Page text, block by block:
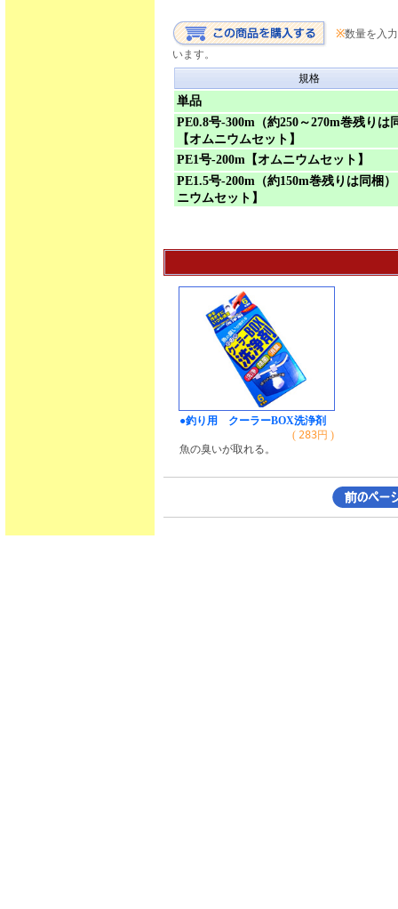
※数量を入
います。
規格
単品
PE0.8号-300m（約250～270m巻残りは
【オムニウムセット】
PE1号-200m【オムニウムセット】
PE1.5号-200m（約150m巻残りは同梱
ニウムセット】
●釣り用 クーラーBOX洗浄剤
( 283円 )
魚の臭いが取れる。